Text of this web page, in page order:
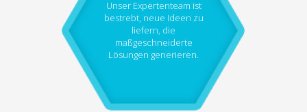
Unser Expertenteam ist
bestrebt, neue Ideen zu
liefern, die
maßgeschneiderte
Lösungen generieren.